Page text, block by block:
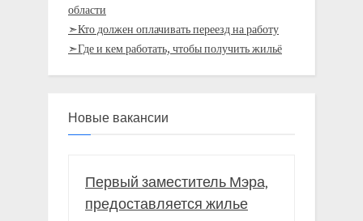
области
➣Кто должен оплачивать переезд на работу
➣Где и кем работать, чтобы получить жильё
Новые вакансии
Первый заместитель Мэра,
предоставляется жилье